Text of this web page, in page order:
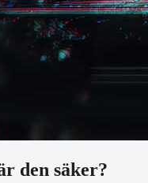
den säker?